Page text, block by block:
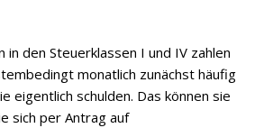
den Steuerklassen I und IV zahlen
monatlich zunächst häufig
eigentlich schulden. Das können sie
sich per Antrag auf